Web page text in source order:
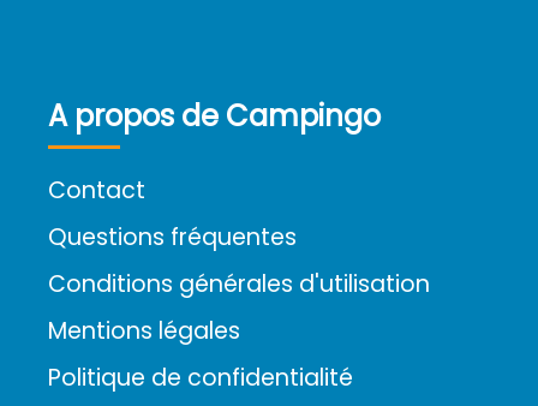
A propos de Campingo
Contact
Questions fréquentes
Conditions générales d'utilisation
Mentions légales
Politique de confidentialité